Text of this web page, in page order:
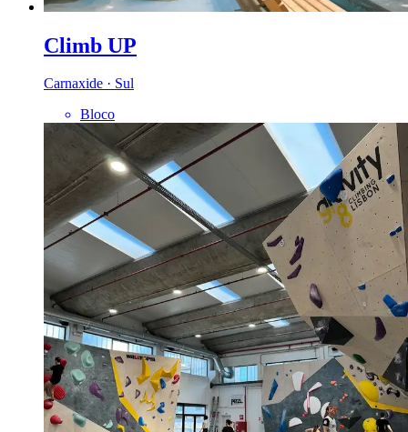
Climb UP
Carnaxide · Sul
Bloco